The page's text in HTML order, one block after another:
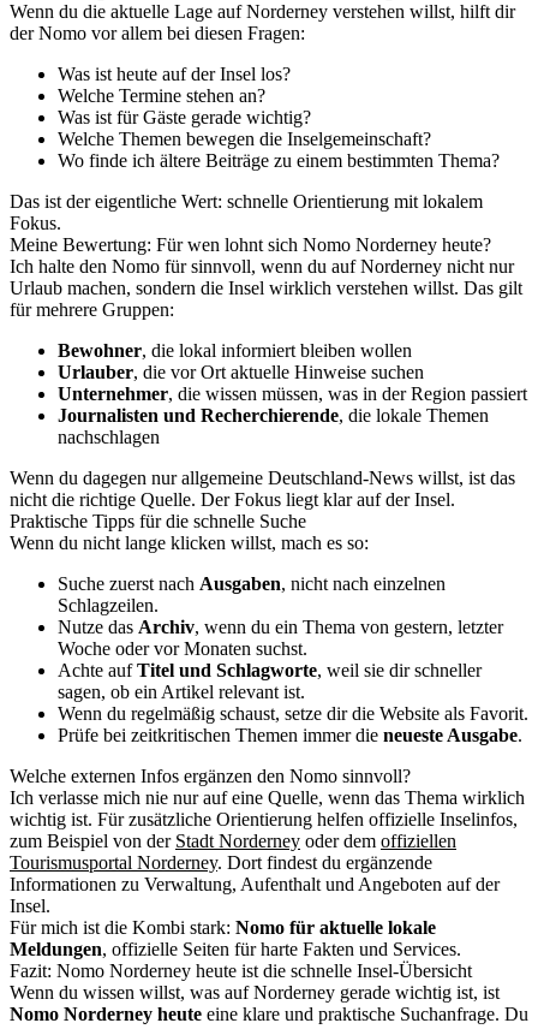
Wenn du die aktuelle Lage auf Norderney verstehen willst, hilft dir
der Nomo vor allem bei diesen Fragen:
Was ist heute auf der Insel los?
Welche Termine stehen an?
Was ist für Gäste gerade wichtig?
Welche Themen bewegen die Inselgemeinschaft?
Wo finde ich ältere Beiträge zu einem bestimmten Thema?
Das ist der eigentliche Wert: schnelle Orientierung mit lokalem
Fokus.
Meine Bewertung: Für wen lohnt sich Nomo Norderney heute?
Ich halte den Nomo für sinnvoll, wenn du auf Norderney nicht nur
Urlaub machen, sondern die Insel wirklich verstehen willst. Das gilt
für mehrere Gruppen:
Bewohner, die lokal informiert bleiben wollen
Urlauber, die vor Ort aktuelle Hinweise suchen
Unternehmer, die wissen müssen, was in der Region passiert
Journalisten und Recherchierende, die lokale Themen
nachschlagen
Wenn du dagegen nur allgemeine Deutschland-News willst, ist das
nicht die richtige Quelle. Der Fokus liegt klar auf der Insel.
Praktische Tipps für die schnelle Suche
Wenn du nicht lange klicken willst, mach es so:
Suche zuerst nach Ausgaben, nicht nach einzelnen
Schlagzeilen.
Nutze das Archiv, wenn du ein Thema von gestern, letzter
Woche oder vor Monaten suchst.
Achte aufTitel und Schlagworte, weil sie dir schneller
sagen, ob ein Artikel relevant ist.
Wenn du regelmäßig schaust, setze dir die Website als Favorit.
Prüfe bei zeitkritischen Themen immer die neueste Ausgabe.
Welche externen Infos ergänzen den Nomo sinnvoll?
Ich verlasse mich nie nur auf eine Quelle, wenn das Thema wirklich
wichtig ist. Für zusätzliche Orientierung helfen offizielle Inselinfos,
zum Beispiel von der Stadt Norderney oder dem offiziellen
Tourismusportal Norderney. Dort findest du ergänzende
Informationen zu Verwaltung, Aufenthalt und Angeboten auf der
Insel.
Für mich ist die Kombi stark: Nomo für aktuelle lokale
Meldungen, offizielle Seiten für harte Fakten und Services.
Fazit: Nomo Norderney heute ist die schnelle Insel-Übersicht
Wenn du wissen willst, was auf Norderney gerade wichtig ist, ist
Nomo Norderney heute eine klare und praktische Suchanfrage. Du